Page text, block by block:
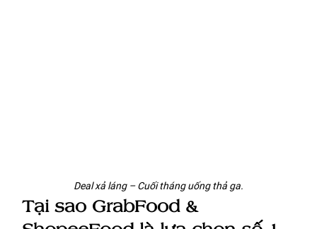
Deal xả láng – Cuối tháng uống thả ga.
Tại sao GrabFood &